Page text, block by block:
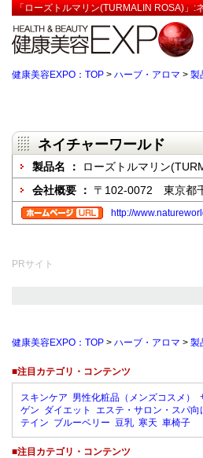
「ローズトルマリン(TURMALIN ROSA)」:
健康美容EXPO：TOP > ハーブ・アロマ > 製
ネイチャーワールド
製品名 ：
ローズトルマリン
会社概要 ： 〒102-0072 東京都
http://
PRサイト
健康美容EXPO：TOP > ハーブ・アロマ > 製
■注目カテゴリ・コンテンツ
スキンケア 男性化粧品（メンズコスメ）
ゲン ダイエット エステ・サロン・スパ向
テイン ブルーベリー 豆乳 寒天 車椅子
■注目カテゴリ・コンテンツ